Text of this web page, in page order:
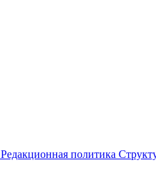
Редакционная политика